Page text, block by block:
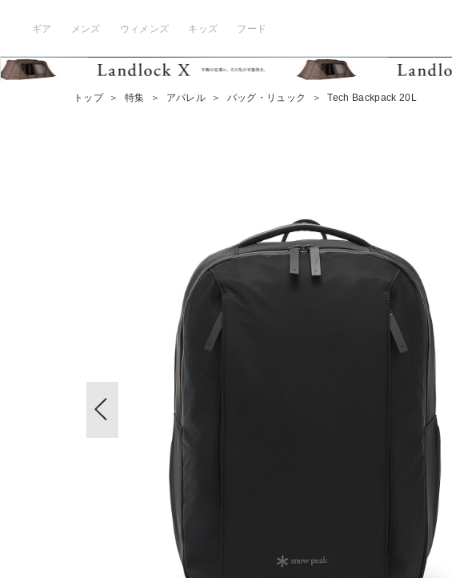
ギア メンズ ウィメンズ キッズ フード
トップ ＞ 特集 ＞ アパレル ＞ バッグ・リュック ＞ Tech Backpack 20L